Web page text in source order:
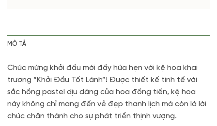
MÔ TẢ
Chúc mừng khởi đầu mới đầy hứa hẹn với kệ hoa khai
trương “Khởi Đầu Tốt Lành”! Được thiết kế tinh tế với
sắc hồng pastel dịu dàng của hoa đồng tiền, kệ hoa
này không chỉ mang đến vẻ đẹp thanh lịch mà còn là lời
chúc chân thành cho sự phát triển thịnh vượng.